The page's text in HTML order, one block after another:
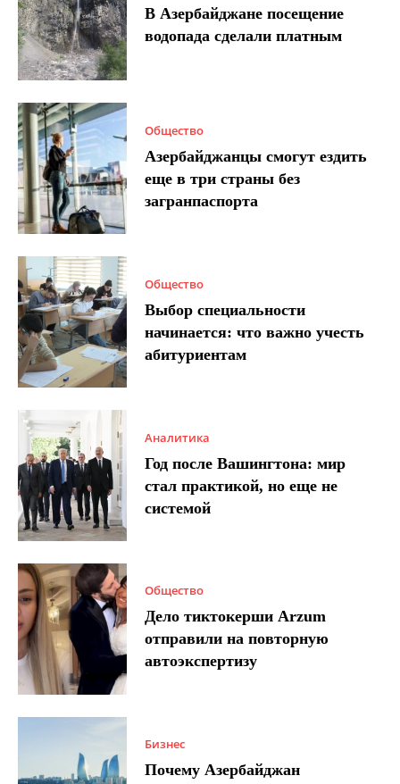
В Азербайджане посещение
водопада сделали платным
Общество
Азербайджанцы смогут ездить
еще в три страны без
загранпаспорта
Общество
Выбор специальности
начинается: что важно учесть
абитуриентам
Аналитика
Год после Вашингтона: мир
стал практикой, но еще не
системой
Общество
Дело тиктокерши Arzum
отправили на повторную
автоэкспертизу
Бизнес
Почему Азербайджан